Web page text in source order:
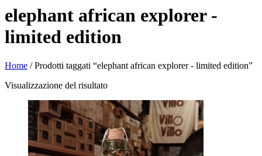
elephant african explorer -
limited edition
Home / Prodotti taggati “elephant african explorer - limited edition”
Visualizzazione del risultato